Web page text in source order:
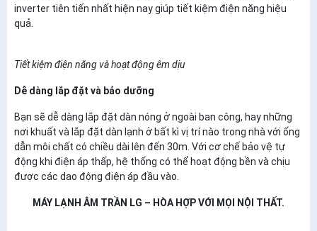
inverter tiên tiến nhất hiện nay giúp tiết kiệm điện năng hiệu
quả.
Tiết kiệm điện năng và hoạt động êm dịu
Dễ dàng lắp đặt và bảo dưỡng
Bạn sẽ dễ dàng lắp đặt dàn nóng ở ngoài ban công, hay những
nơi khuất và lắp đặt dàn lạnh ở bất kì vị trí nào trong nhà với ống
dẫn môi chất có chiều dài lên đến 30m. Với cơ chế bảo vệ tự
động khi điện áp thấp, hệ thống có thể hoạt động bền và chịu
được các dao động điện áp đầu vào.
MÁY LẠNH ÂM TRẦN LG – HÒA HỢP VỚI MỌI NỘI THẤT.